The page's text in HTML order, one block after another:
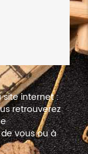
internet :
retrouverez
vous ou à